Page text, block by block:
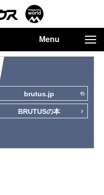
Menu
brutus.jp
BRUTUSの本